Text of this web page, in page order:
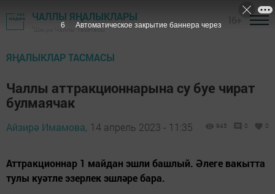
ЧАЛЛЫ ЯҢАЛЫКЛАРЫ
"Шәһри Чаллы" газетасы
ЯҢАЛЫКЛАР ТАСМАСЫ
Чаллы аттракционнарына су буе чират
булмаячак
Айзирә Имамова, 14 апрель 2023 - 11:35 945 0 0
Аттракционнар 1 майдан эшли башлый. Әлеге вакытта
тулы куәтле эзерлек эшләре бара.
5 Автоматическое закрытие баннера через